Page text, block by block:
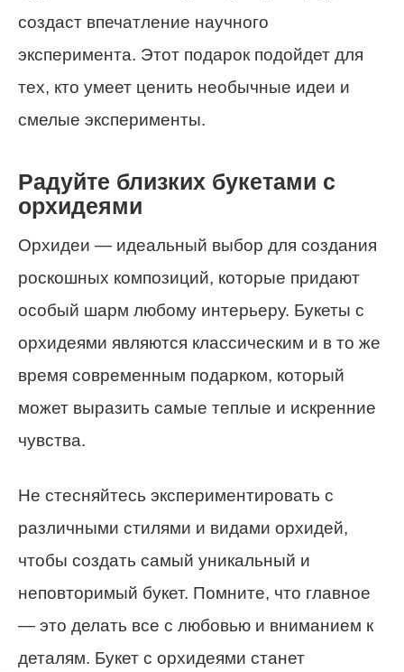
создаст впечатление научного
эксперимента. Этот подарок подойдет для
тех, кто умеет ценить необычные идеи и
смелые эксперименты.
Радуйте близких букетами с
орхидеями
Орхидеи — идеальный выбор для создания
роскошных композиций, которые придают
особый шарм любому интерьеру. Букеты с
орхидеями являются классическим и в то же
время современным подарком, который
может выразить самые теплые и искренние
чувства.
Не стесняйтесь экспериментировать с
различными стилями и видами орхидей,
чтобы создать самый уникальный и
неповторимый букет. Помните, что главное
— это делать все с любовью и вниманием к
деталям. Букет с орхидеями станет